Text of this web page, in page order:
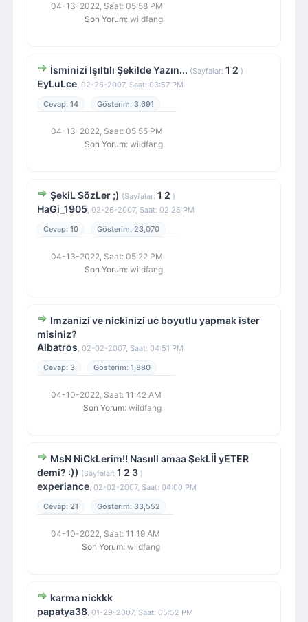
04-13-2022, Saat: 05:58 PM
Son Yorum: wildfang
İsminizi Işıltılı Şekilde Yazın... (Sayfalar: 1 2 )
EyLuLce, 02-26-2007, Saat: 03:57 PM
14
3,691
04-13-2022, Saat: 05:55 PM
Son Yorum: wildfang
ŞekiL SözLer ;) (Sayfalar: 1 2 )
HaGi_1905, 02-26-2007, Saat: 02:25 PM
10
23,070
04-13-2022, Saat: 05:22 PM
Son Yorum: wildfang
Imzanizi ve nickinizi uc boyutlu yapmak ister
misiniz?
Albatros, 02-02-2007, Saat: 04:51 PM
3
1,880
04-10-2022, Saat: 11:42 AM
Son Yorum: wildfang
MsN NiCkLerim!! Nasııll amaa ŞekLİİ yETER
demi? :)) (Sayfalar: 1 2 3)
experiance, 02-02-2007, Saat: 04:00 PM
21
33,552
04-10-2022, Saat: 11:19 AM
Son Yorum: wildfang
karma nickkk
papatya38, 01-29-2007, Saat: 05:52 PM